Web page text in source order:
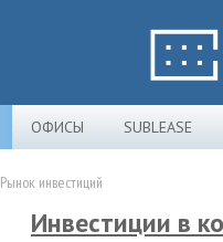
ОФИСЫ SUBLEASE
Рынок инвестиций
Инвестиции в